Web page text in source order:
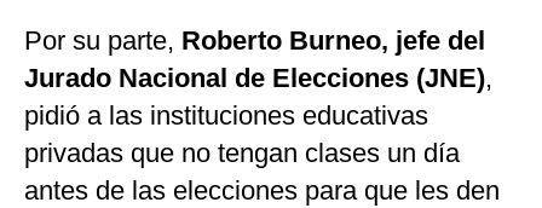
Por su parte, Roberto Burneo, jefe del
Jurado Nacional de Elecciones (JNE),
pidió a las instituciones educativas
privadas que no tengan clases un día
antes de las elecciones para que les den